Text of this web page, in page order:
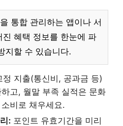
통합 관리하는 앱이나 서
혜택 정보를 한눈에 파
지할 수 있습니다.
정 지출(통신비, 공과금 등)
고, 월말 부족 실적은 문화
비로 채우세요.
: 포인트 유효기간을 미리